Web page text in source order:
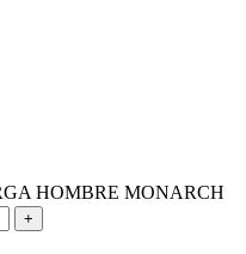
HOMBRE MONARCH